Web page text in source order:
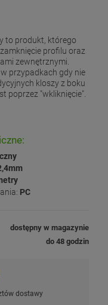
to produkt, którego
profilu oraz
zewnętrznymi.
przypadkach gdy nie
kloszy z boku
poprzez "wkliknięcie".
PC
dostępny w magazynie
do 48 godzin
dostawy